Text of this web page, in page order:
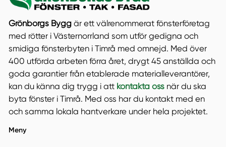
Grönborgs Byggär ett välrenommerat fönsterföretag
med rötter i Västernorrland som utför gedigna och
smidiga fönsterbyten i Timrå med omnejd. Med över
400 utförda arbeten förra året, drygt 45 anställda och
goda garantier från etablerade materialleverantörer,
kan du känna dig trygg i att kontakta ossnär du ska
byta fönster i Timrå. Med oss har du kontakt med en
och samma lokala hantverkare under hela projektet.
Meny